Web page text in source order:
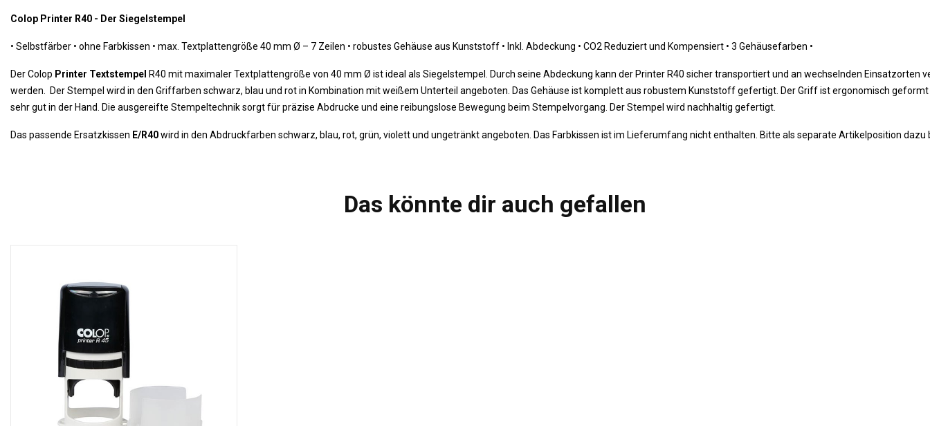
Colop Printer R40 - Der Siegelstempel
• Selbstfärber • ohne Farbkissen • max. Textplattengröße 40 mm Ø – 7 Zeilen • robustes Gehäuse aus Kunststoff • Inkl. Abdeckung • CO2 Reduziert und Kompensiert • 3 Gehäusefarben •
Der Colop Printer Textstempel R40 mit maximaler Textplattengröße von 40 mm Ø ist ideal als Siegelstempel. Durch seine Abdeckung kann der Printer R40 sicher transportiert und an wechselnden Einsatzorten
werden. Der Stempel wird in den Griffarben schwarz, blau und rot in Kombination mit weißem Unterteil angeboten. Das Gehäuse ist komplett aus robustem Kunststoff gefertigt. Der Griff ist ergonomisch
sehr gut in der Hand. Die ausgereifte Stempeltechnik sorgt für präzise Abdrucke und eine reibungslose Bewegung beim Stempelvorgang. Der Stempel wird nachhaltig gefertigt.
Das passende Ersatzkissen E/R40wird in den Abdruckfarben schwarz, blau, rot, grün, violett und ungetränkt angeboten. Das Farbkissen ist im Lieferumfang nicht enthalten. Bitte als separate Artikelposition dazu
Das könnte dir auch gefallen